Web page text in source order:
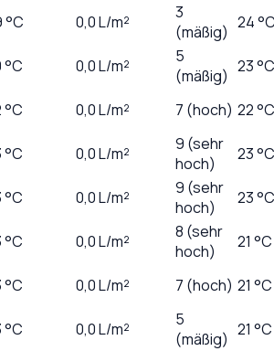
°C 0,0L/m²
3
(mäßig) 24
°C 0,0L/m²
5
(mäßig) 23 °C
°C 0,0L/m² 7 (hoch) 22 °C
°C 0,0L/m²
9 (sehr
hoch)
23 °C
°C 0,0L/m²
9 (sehr
hoch)
23 °C
°C 0,0L/m²
8 (sehr
hoch)
21 °C
°C 0,0L/m² 7 (hoch) 21 °C
°C 0,0L/m²
5
(mäßig) 21 °C